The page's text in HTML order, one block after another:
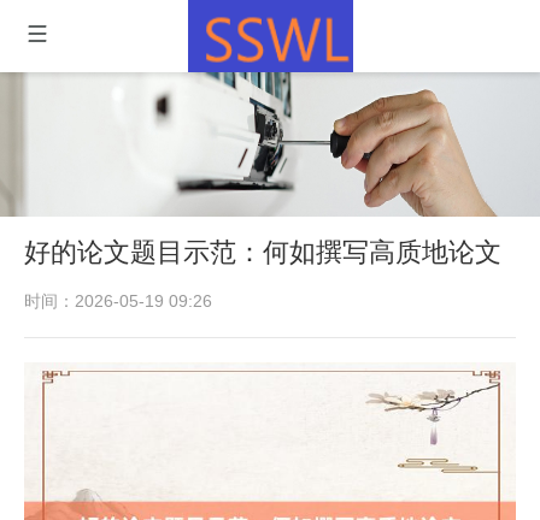
好的论文题目示范：何如撰写高质地论文
时间：2026-05-19 09:26